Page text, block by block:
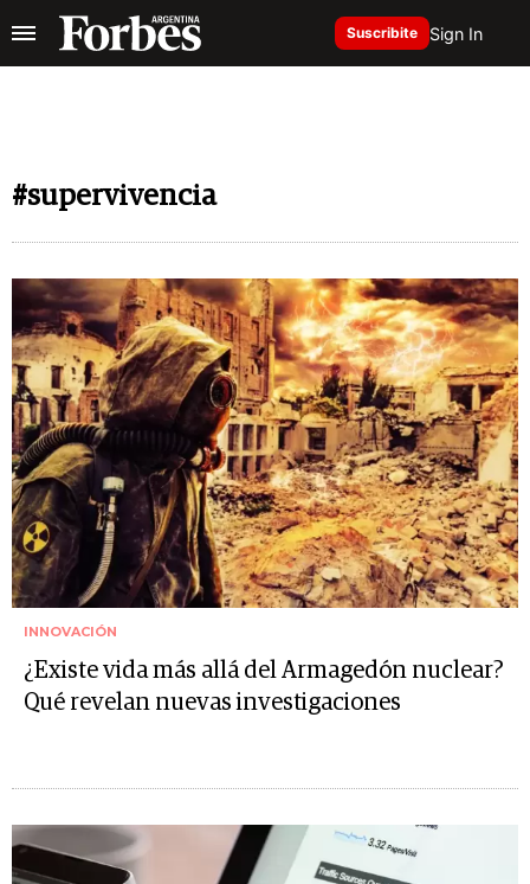
Suscribite Sign In
#supervivencia
INNOVACIÓN
¿Existe vida más allá del Armagedón nuclear?
Qué revelan nuevas investigaciones